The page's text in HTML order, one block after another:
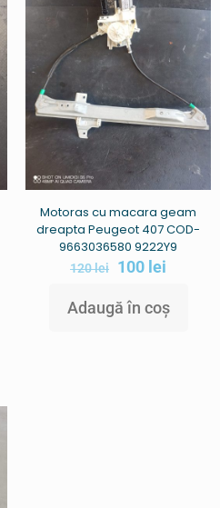
Motoras cu macara geam
dreapta Peugeot 407 COD-
9663036580 9222Y9
120lei 100 lei
Adaugă în coș